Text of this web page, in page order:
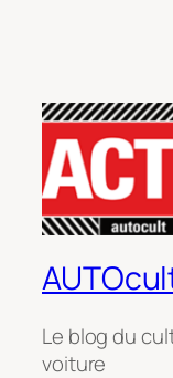
Le blog du
voiture